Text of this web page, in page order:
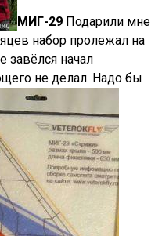
МИГ-29 Подарили мне
набор пролежал на
завёлся начал
не делал. Надо бы